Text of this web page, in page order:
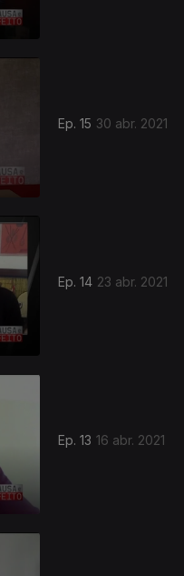
Ep. 15 30 abr. 2021
Ep. 14 23 abr. 2021
Ep. 13 16 abr. 2021